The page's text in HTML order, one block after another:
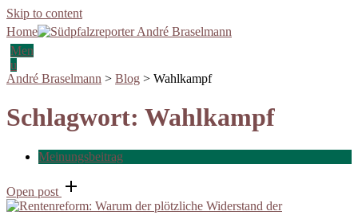
Skip to content
Home
Men
u
André Braselmann > Blog > Wahlkampf
Schlagwort: Wahlkampf
Meinungsbeitrag
Open post